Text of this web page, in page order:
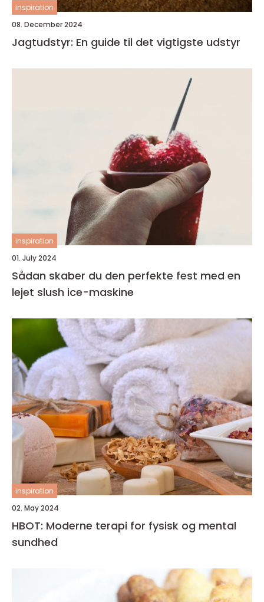
inspiration
08. December 2024
Jagtudstyr: En guide til det vigtigste udstyr
inspiration
01. July 2024
Sådan skaber du den perfekte fest med en
lejet slush ice-maskine
inspiration
02. May 2024
HBOT: Moderne terapi for fysisk og mental
sundhed